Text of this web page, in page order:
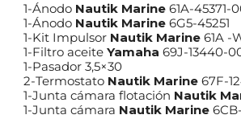
1-Ánodo Nautik Marine 61A-45371-
1-Ánodo Nautik Marine 6G5-45251
1-Kit Impulsor Nautik Marine 61A -
1-Filtro aceite Yamaha 69J-13440-
1-Pasador 3,5×30
2-Termostato Nautik Marine 67F-
1-Junta cámara flotación Nautik
1-Junta cámara Nautik Marine